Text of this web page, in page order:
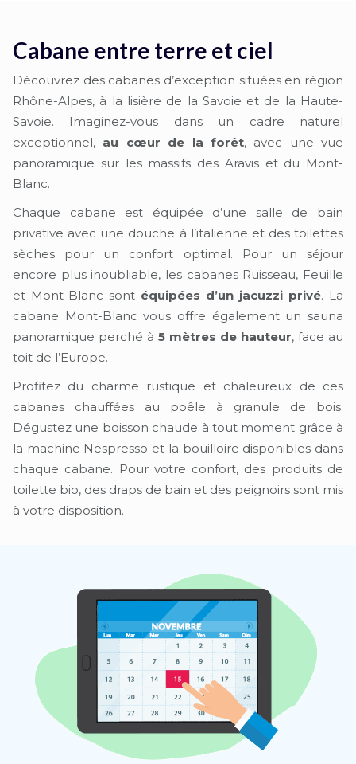
Cabane entre terre et ciel
Découvrez des cabanes d’exception situées en région
Rhône-Alpes, à la lisière de la Savoie et de la Haute-
Savoie. Imaginez-vous dans un cadre naturel
exceptionnel, au cœur de la forêt, avec une vue
panoramique sur les massifs des Aravis et du Mont-
Blanc.
Chaque cabane est équipée d’une salle de bain
privative avec une douche à l’italienne et des toilettes
sèches pour un confort optimal. Pour un séjour
encore plus inoubliable, les cabanes Ruisseau, Feuille
et Mont-Blanc sont équipées d’un jacuzzi privé. La
cabane Mont-Blanc vous offre également un sauna
panoramique perché à 5 mètres de hauteur, face au
toit de l’Europe.
Profitez du charme rustique et chaleureux de ces
cabanes chauffées au poêle à granule de bois.
Dégustez une boisson chaude à tout moment grâce à
la machine Nespresso et la bouilloire disponibles dans
chaque cabane. Pour votre confort, des produits de
toilette bio, des draps de bain et des peignoirs sont mis
à votre disposition.